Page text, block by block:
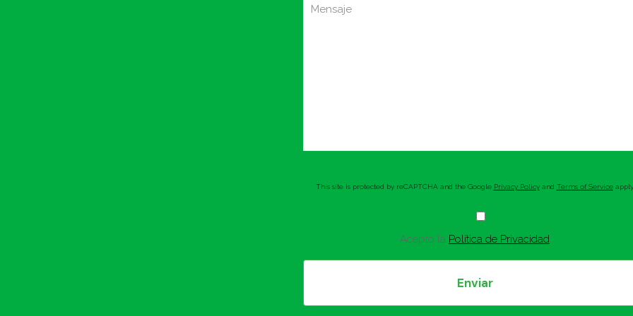
This site is protected by reCAPTCHA and the Google Privacy Policyand Terms of Service
Acepto la Política de Privacidad